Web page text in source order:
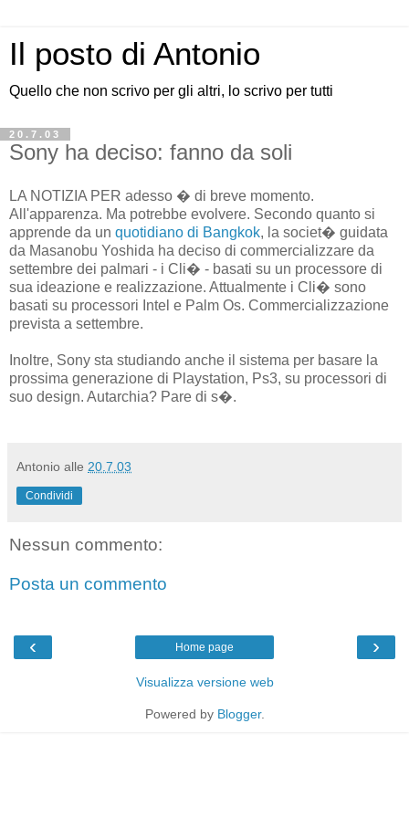
Il posto di Antonio
Quello che non scrivo per gli altri, lo scrivo per tutti
20.7.03
Sony ha deciso: fanno da soli
LA NOTIZIA PER adesso � di breve momento.
All'apparenza. Ma potrebbe evolvere. Secondo quanto si
apprende da un quotidiano di Bangkok, la societ� guidata
da Masanobu Yoshida ha deciso di commercializzare da
settembre dei palmari - i Cli� - basati su un processore di
sua ideazione e realizzazione. Attualmente i Cli� sono
basati su processori Intel e Palm Os. Commercializzazione
prevista a settembre.
Inoltre, Sony sta studiando anche il sistema per basare la
prossima generazione di Playstation, Ps3, su processori di
suo design. Autarchia? Pare di s�.
Antonio alle 20.7.03
Condividi
Nessun commento:
Posta un commento
‹ ›
Home page
Visualizza versione web
Powered by Blogger.